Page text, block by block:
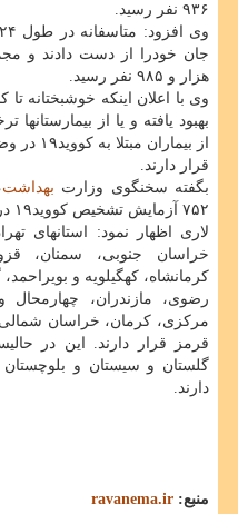
۹۳۶ نفر رسید.
هزار و ۹۸۵ نفر رسید.
از
قرار دارند.
بگفته سخنگوی وزارت بهداشت
۷۵۲ آزمایش تشخیص کووید۱۹ در کشور انجام شده است.
لاری اظهار نمود: استانهای
خراسان جنوبی، سمنان،
کرمانشاه، کهگیلویه و
رضوی، مازندران، چهارمحال و
مرکزی، کرمان، خراسان
قرمز قرار دارند. این در
گلستان و سیستان و
دارند.
منبع: ravanema.ir